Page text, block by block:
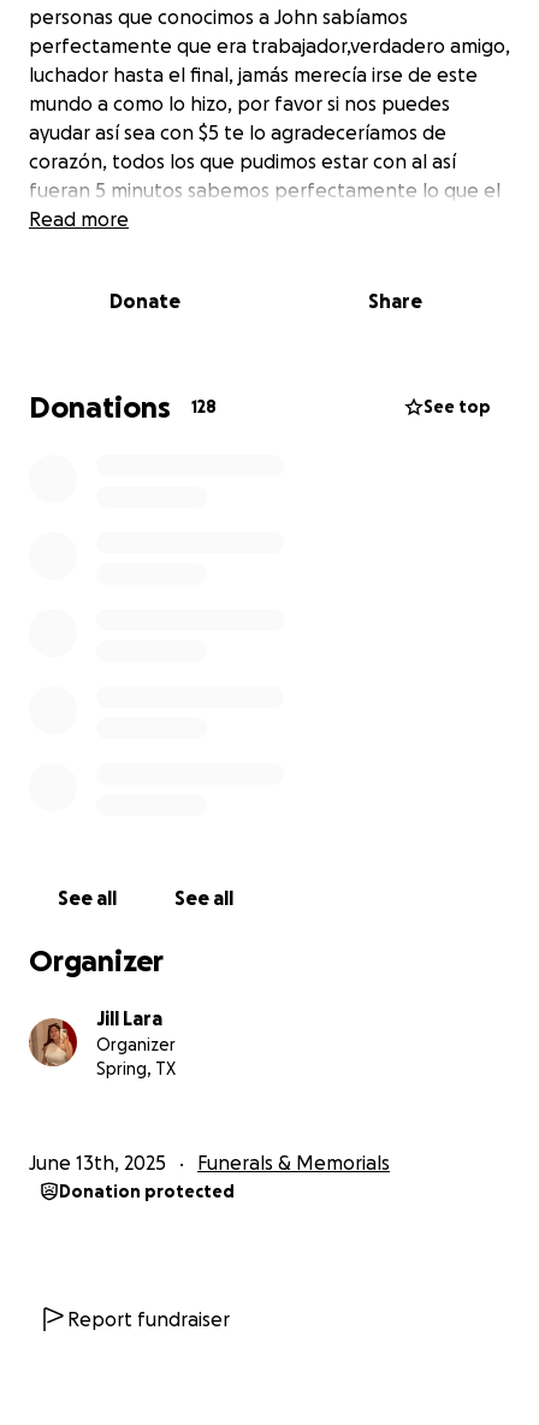
personas que conocimos a John sabíamos
perfectamente que era trabajador,verdadero amigo,
luchador hasta el final, jamás merecía irse de este
mundo a como lo hizo, por favor si nos puedes
ayudar así sea con $5 te lo agradeceríamos de
corazón, todos los que pudimos estar con al así
fueran 5 minutos sabemos perfectamente lo que el
era como hombre, solo queremos que regrese a
Read more
Donate Share
Donations 128 See top
See all See all
Organizer
Jill Lara
Organizer
Spring, TX
June 13th, 2025 Funerals & Memorials
Donation protected
Report fundraiser